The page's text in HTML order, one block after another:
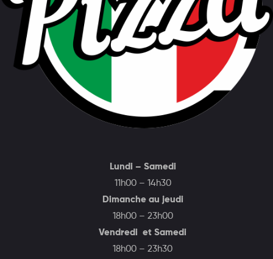
Lundi – Samedi
11h00 – 14h30
Dimanche au jeudi
18h00 – 23h00
Vendredi et Samedi
18h00 – 23h30